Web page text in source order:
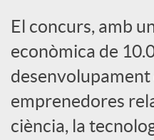
o
c
i
El concurs, amb
econòmica de
emprenedores
ciència, la